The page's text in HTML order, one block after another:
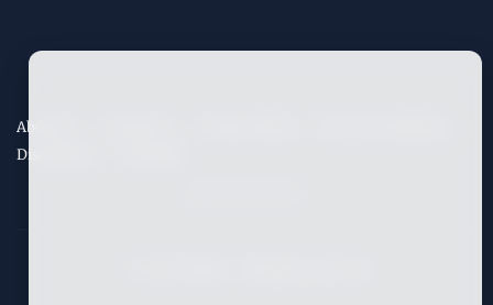
About Us
Disclaimers